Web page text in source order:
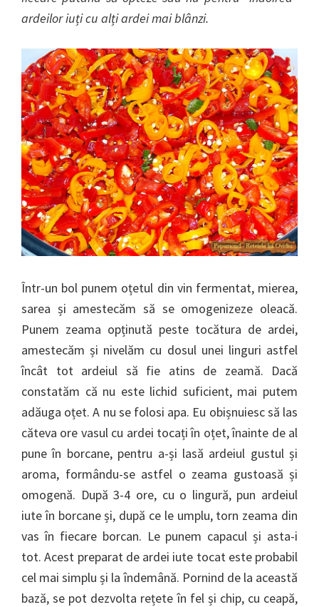
ardeilor iuți cu alți ardei mai blânzi.
Într-un bol punem oțetul din vin fermentat, mierea,
sarea și amestecăm să se omogenizeze oleacă.
Punem zeama opținută peste tocătura de ardei,
amestecăm și nivelăm cu dosul unei linguri astfel
încât tot ardeiul să fie atins de zeamă. Dacă
constatăm că nu este lichid suficient, mai putem
adăuga oțet. A nu se folosi apa. Eu obișnuiesc să las
căteva ore vasul cu ardei tocați în oțet, înainte de al
pune în borcane, pentru a-și lasă ardeiul gustul și
aroma, formându-se astfel o zeama gustoasă și
omogenă. După 3-4 ore, cu o lingură, pun ardeiul
iute în borcane și, după ce le umplu, torn zeama din
vas în fiecare borcan. Le punem capacul și asta-i
tot. Acest preparat de ardei iute tocat este probabil
cel mai simplu și la îndemână. Pornind de la această
bază, se pot dezvolta rețete în fel și chip, cu ceapă,